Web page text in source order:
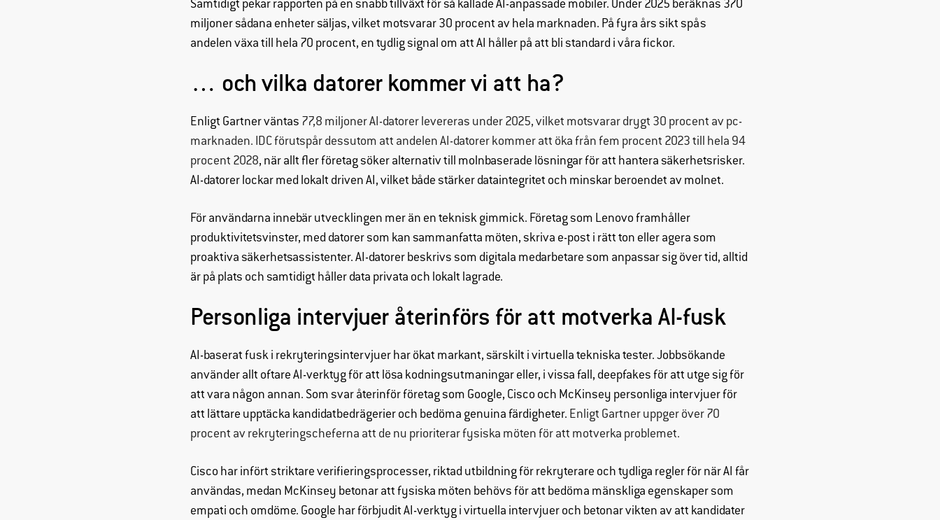
Samtidigt pekar rapporten på en snabb tillväxt för så kallade AI-anpassade mobiler. Under 2025 beräknas 370
miljoner sådana enheter säljas, vilket motsvarar 30 procent av hela marknaden. På fyra års sikt spås
andelen växa till hela 70 procent, en tydlig signal om att AI håller på att bli standard i våra fickor.
… och vilka datorer kommer vi att ha?
Enligt Gartner väntas 77,8 miljoner AI-datorer levereras under 2025, vilket motsvarar drygt 30 procent av pc-
marknaden. IDC förutspår dessutom att andelen AI-datorer kommer att öka från fem procent 2023 till hela 94
procent 2028, när allt fler företag söker alternativ till molnbaserade lösningar för att hantera säkerhetsrisker.
AI-datorer lockar med lokalt driven AI, vilket både stärker dataintegritet och minskar beroendet av molnet.
För användarna innebär utvecklingen mer än en teknisk gimmick. Företag som Lenovo framhåller
produktivitetsvinster, med datorer som kan sammanfatta möten, skriva e-post i rätt ton eller agera som
proaktiva säkerhetsassistenter. AI-datorer beskrivs som digitala medarbetare som anpassar sig över tid, alltid
är på plats och samtidigt håller data privata och lokalt lagrade.
Personliga intervjuer återinförs för att motverka AI-fusk
AI-baserat fusk i rekryteringsintervjuer har ökat markant, särskilt i virtuella tekniska tester. Jobbsökande
använder allt oftare AI-verktyg för att lösa kodningsutmaningar eller, i vissa fall, deepfakes för att utge sig för
att vara någon annan. Som svar återinför företag som Google, Cisco och McKinsey personliga intervjuer för
att lättare upptäcka kandidatbedrägerier och bedöma genuina färdigheter. Enligt Gartner uppger över 70
procent av rekryteringscheferna att de nu prioriterar fysiska möten för att motverka problemet.
Cisco har infört striktare verifieringsprocesser, riktad utbildning för rekryterare och tydliga regler för när AI får
användas, medan McKinsey betonar att fysiska möten behövs för att bedöma mänskliga egenskaper som
empati och omdöme. Google har förbjudit AI-verktyg i virtuella intervjuer och betonar vikten av att kandidater
från
hemsidan.
Marknadsföring
Genom att dela
intressen och
ditt beteende när
du surfar ökar du
chansen att få se
innehåll och
erbjudanden.